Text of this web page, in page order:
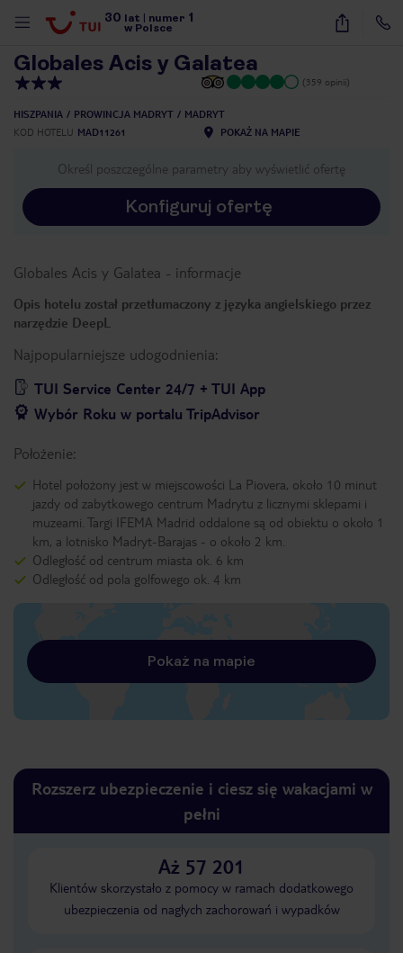
30 lat numer 1
w Polsce
30
Globales Acis y Galatea
(359 opinii)
HISZPANIA PROWINCJA MADRYT
MADRYT
KOD HOTELU MAD11261 POKAŻ NA MAPIE
Określ poszczególne parametry aby wyświetlić ofertę
Konfiguruj ofertę
Globales Acis y Galatea - informacje
Opis hotelu został przetłumaczony z języka angielskiego przez
narzędzie DeepL
Najpopularniejsze udogodnienia:
TUI Service Center 24/7 + TUI App
Wybór Roku w portalu TripAdvisor
Położenie:
Hotel położony jest w miejscowości La Piovera, około 10 minut
jazdy od zabytkowego centrum Madrytu z licznymi sklepami i
muzeami. Targi IFEMA Madrid oddalone są od obiektu o około 1
km, a lotnisko Madryt-Barajas - o około 2 km.
Odległość od centrum miasta ok. 6 km
Odległość od pola golfowego ok. 4 km
Pokaż na mapie
Rozszerz ubezpieczenie i ciesz się wakacjami w
pełni
Aż 57 201
Klientów skorzystało z pomocy w ramach dodatkowego
ubezpieczenia od nagłych zachorowań i wypadków